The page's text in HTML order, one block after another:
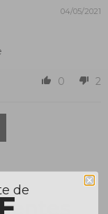
04/05/2021
0 2
de